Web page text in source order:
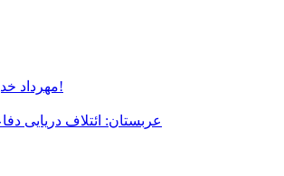
مهرداد خدیر: پیام روشن پزشکیان در گفت‌و‌گوی تصویری با مرد نامرئی: من هستم!
عربستان: ائتلاف دریایی